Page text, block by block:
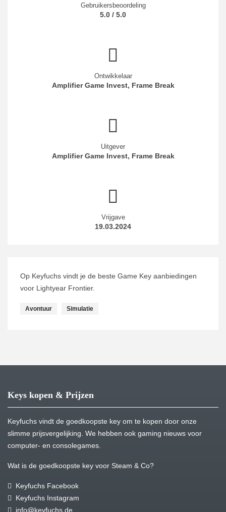
Gebruikersbeoordeling
5.0 / 5.0
Ontwikkelaar
Amplifier Game Invest, Frame Break
Uitgever
Amplifier Game Invest, Frame Break
Vrijgave
19.03.2024
Op Keyfuchs vindt je de beste Game Key aanbiedingen
voor Lightyear Frontier.
Avontuur Simulatie
Keys kopen & Prijzen
Keyfuchs vindt de goedkoopste key om te kopen door onze
slimme prijsvergelijking. We hebben ook gaming nieuws voor
computer- en consolegames.
Wat is de goedkoopste key voor Steam & Co?
Keyfuchs Facebook
Keyfuchs Instagram
info@keyfuchs.de